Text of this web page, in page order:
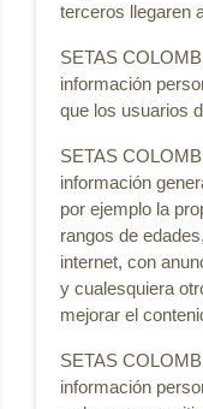
terceros llegaren
SETAS
información
que los usuarios
SETAS
información
por ejemplo la
rangos de
internet, con
y cualesquiera
mejorar el
SETAS
información